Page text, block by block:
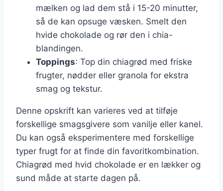
mælken og lad dem stå i 15-20 minutter,
så de kan opsuge væsken. Smelt den
hvide chokolade og rør den i chia-
blandingen.
Toppings: Top din chiagrød med friske
frugter, nødder eller granola for ekstra
smag og tekstur.
Denne opskrift kan varieres ved at tilføje
forskellige smagsgivere som vanilje eller kanel.
Du kan også eksperimentere med forskellige
typer frugt for at finde din favoritkombination.
Chiagrød med hvid chokolade er en lækker og
sund måde at starte dagen på.